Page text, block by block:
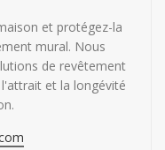
et protégez-la
mural. Nous
de revêtement
et la longévité